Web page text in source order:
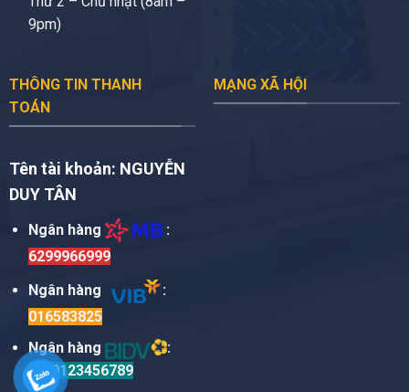
9pm)
THÔNG TIN THANH
TOÁN
Tên tài khoản: NGUYỄN
DUY TÂN
Ngân hàng
:
6299966999
Ngân hàng
:
016583825
Ngân hàng
:
TM0123456789
MẠNG XÃ HỘI